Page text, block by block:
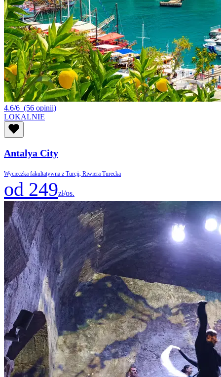
4.6/6 (56 opinii)
LOKALNIE
Antalya City
Wycieczka fakultatywna z Turcji, Riwiera Turecka
od 249zł/os.